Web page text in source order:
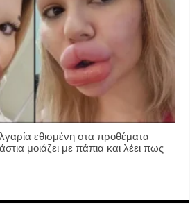
εθισμένη στα προθέματα
μοιάζει με πάπια και λέει πως